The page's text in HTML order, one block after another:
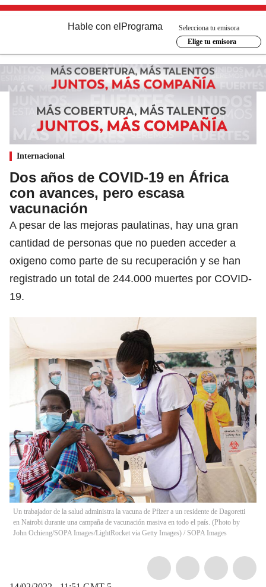
Hable con el Programa
Selecciona tu emisora
Elige tu emisora
Internacional
Dos años de COVID-19 en África
con avances, pero escasa
vacunación
A pesar de las mejoras paulatinas, hay una gran
cantidad de personas que no pueden acceder a
oxigeno como parte de su recuperación y se han
registrado un total de 244.000 muertes por COVID-
19.
Un trabajador de la salud administra la vacuna de Pfizer a un residente de Dagoretti
en Nairobi durante una campaña de vacunación masiva en todo el país. (Photo by
John Ochieng/SOPA Images/LightRocket via Getty Images) / SOPA Images